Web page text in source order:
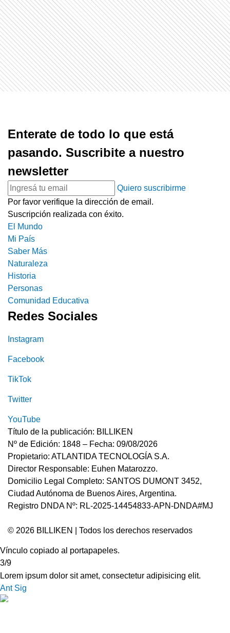
Enterate de todo lo que está
pasando. Suscribite a nuestro
newsletter
Quiero suscribirme
Por favor verifique la dirección de email.
Suscripción realizada con éxito.
El Mundo
Mi País
Saber Más
Naturaleza
Historia
Personas
Comunidad Educativa
Redes Sociales
Instagram
Facebook
TikTok
Twitter
YouTube
Título de la publicación: BILLIKEN
Nº de Edición: 1848 – Fecha: 09/08/2026
Propietario: ATLANTIDA TECNOLOGÍA S.A.
Director Responsable: Euhen Matarozzo.
Domicilio Legal Completo: SANTOS DUMONT 3452,
Ciudad Autónoma de Buenos Aires, Argentina.
Registro DNDA Nº: RL-2025-14454833-APN-DNDA#MJ
© 2026 BILLIKEN | Todos los derechos reservados
Vínculo copiado al portapapeles.
3/9
Lorem ipsum dolor sit amet, consectetur adipisicing elit.
Ant Sig